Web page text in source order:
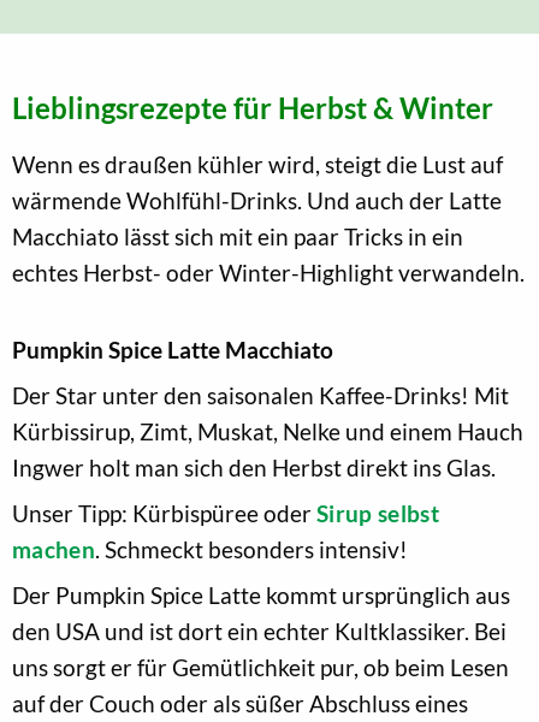
Lieblingsrezepte für Herbst & Winter
Wenn es draußen kühler wird, steigt die Lust auf
wärmende Wohlfühl-Drinks. Und auch der Latte
Macchiato lässt sich mit ein paar Tricks in ein
echtes Herbst- oder Winter-Highlight verwandeln.
Pumpkin Spice Latte Macchiato
Der Star unter den saisonalen Kaffee-Drinks! Mit
Kürbissirup, Zimt, Muskat, Nelke und einem Hauch
Ingwer holt man sich den Herbst direkt ins Glas.
Unser Tipp: Kürbispüree oderSirup selbst
machen. Schmeckt besonders intensiv!
Der Pumpkin Spice Latte kommt ursprünglich aus
den USA und ist dort ein echter Kultklassiker. Bei
uns sorgt er für Gemütlichkeit pur, ob beim Lesen
auf der Couch oder als süßer Abschluss eines